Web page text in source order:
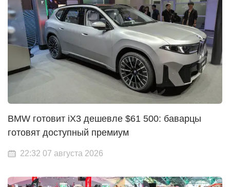
BMW готовит iX3 дешевле $61 500: баварцы
готовят доступный премиум
22:32 07 августа 2026